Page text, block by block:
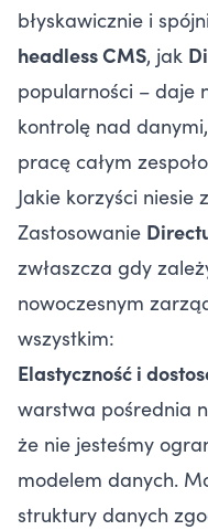
błyskawicznie i
headless CMS, jak
popularności – daje
kontrolę nad
pracę całym
Jakie korzyści niesie
Zastosowanie
zwłaszcza gdy
nowoczesnym
wszystkim:
Elastyczność i
warstwa pośrednia
że nie jesteśmy
modelem danych.
struktury danych